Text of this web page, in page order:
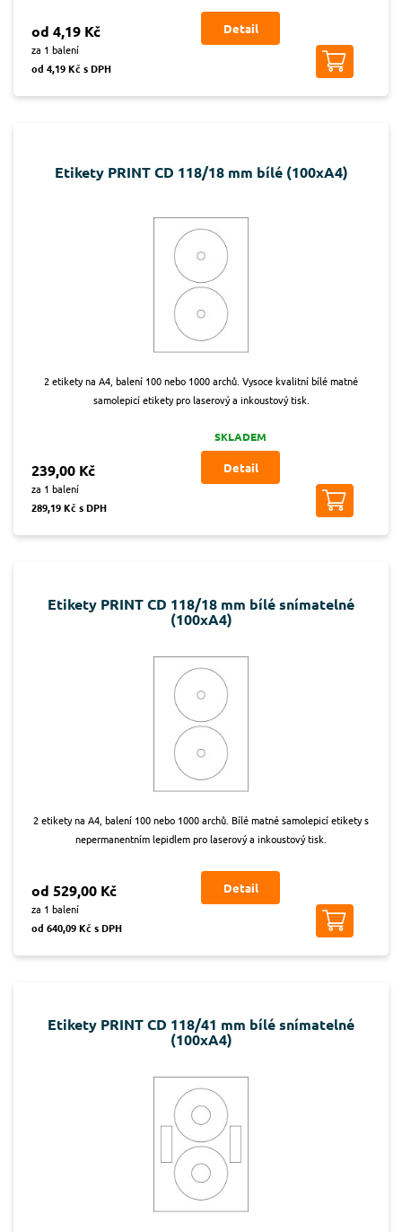
od 4,19 Kč
za 1 balení
od 4,19 Kč s DPH
Detail
Etikety PRINT CD 118/18 mm bílé (100xA4)
2 etikety na A4, balení 100 nebo 1000 archů. Vysoce kvalitní bílé matné
samolepicí etikety pro laserový a inkoustový tisk.
239,00 Kč
za 1 balení
289,19 Kč s DPH
SKLADEM
Detail
Etikety PRINT CD 118/18 mm bílé snímatelné
(100xA4)
2 etikety na A4, balení 100 nebo 1000 archů. Bílé matné samolepicí etikety s
nepermanentním lepidlem pro laserový a inkoustový tisk.
od 529,00 Kč
za 1 balení
od 640,09 Kč s DPH
Detail
Etikety PRINT CD 118/41 mm bílé snímatelné
(100xA4)